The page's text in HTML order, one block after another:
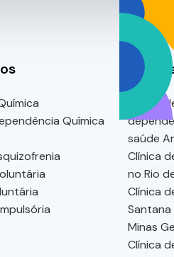
Química
Clínica
saúde
Clínica
no Rio
Clínica
Santana
Minas
Clínica